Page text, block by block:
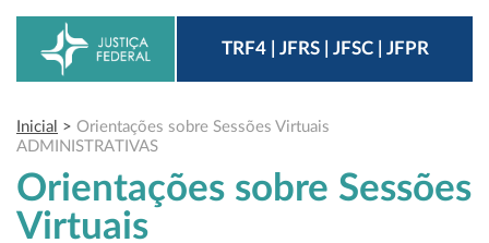
TRF4 | JFRS | JFSC | JFPR
Inicial > Orientações sobre Sessões Virtuais
ADMINISTRATIVAS
Orientações sobre Sessões
Virtuais